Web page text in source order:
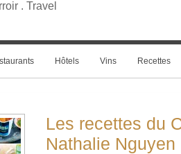
. Travel
Hôtels Vins Recettes
Les recettes du
Nathalie Nguyen